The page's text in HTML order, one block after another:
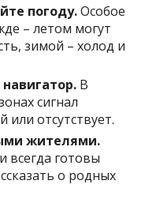
погоду.Особое
– летом могут
зимой – холод и
В
сигнал
или отсутствует.
жителями.
всегда готовы
о родных